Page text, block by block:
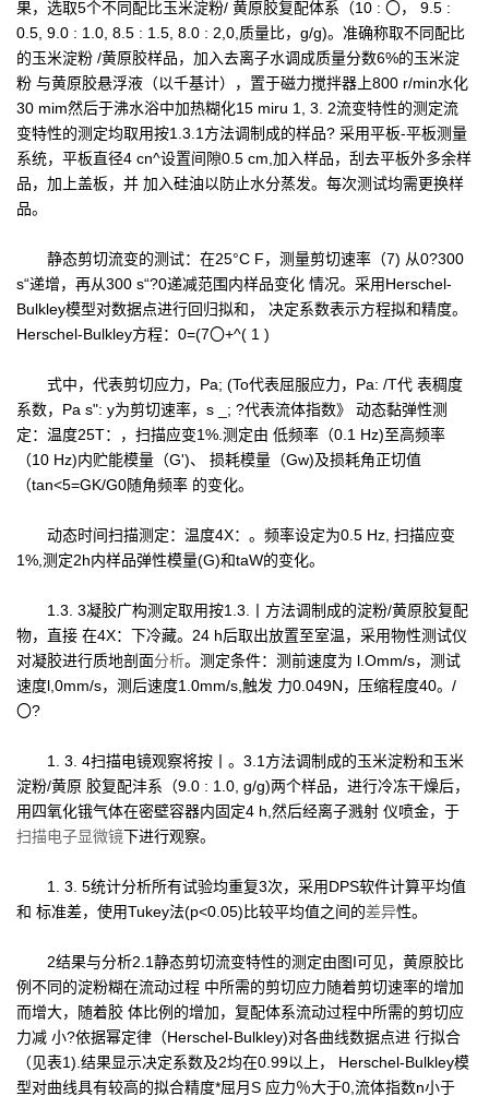
果，选取5个不同配比玉米淀粉/ 黄原胶复配体系（10 : 〇， 9.5 :
0.5, 9.0 : 1.0, 8.5 : 1.5, 8.0 : 2,0,质量比，g/g)。准确称取不同配比
的玉米淀粉 /黄原胶样品，加入去离子水调成质量分数6%的玉米淀
粉 与黄原胶悬浮液（以千基计），置于磁力搅拌器上800 r/min水化
30 mim然后于沸水浴中加热糊化15 miru 1, 3. 2流变特性的测定流
变特性的测定均取用按1.3.1方法调制成的样品? 采用平板-平板测量
系统，平板直径4 cn^设置间隙0.5 cm,加入样品，刮去平板外多余样
品，加上盖板，并 加入硅油以防止水分蒸发。每次测试均需更换样
品。
静态剪切流变的测试：在25°C F，测量剪切速率（7) 从0?300
s“递增，再从300 s“?0递减范围内样品变化 情况。采用Herschel-
Bulkley模型对数据点进行回归拟和， 决定系数表示方程拟和精度。
Herschel-Bulkley方程：0=(7〇+^( 1 )
式中，代表剪切应力，Pa; (To代表屈服应力，Pa: /T代 表稠度
系数，Pa s": y为剪切速率，s _; ?代表流体指数》 动态黏弹性测
定：温度25T：，扫描应变1%.测定由 低频率（0.1 Hz)至高频率
（10 Hz)内贮能模量（G')、 损耗模量（Gw)及损耗角正切值
（tan<5=GK/G0随角频率 的变化。
动态时间扫描测定：温度4X：。频率设定为0.5 Hz, 扫描应变
1%,测定2h内样品弹性模量(G)和taW的变化。
1.3. 3凝胶广构测定取用按1.3.丨方法调制成的淀粉/黄原胶复配
物，直接 在4X：下冷藏。24 h后取出放置至室温，采用物性测试仪
对凝胶进行质地剖面分析。测定条件：测前速度为 l.Omm/s，测试
速度l,0mm/s，测后速度1.0mm/s,触发 力0.049N，压缩程度40。/
〇?
1. 3. 4扫描电镜观察将按丨。3.1方法调制成的玉米淀粉和玉米
淀粉/黄原 胶复配沣系（9.0 : 1.0, g/g)两个样品，进行冷冻干燥后，
用四氧化锇气体在密壁容器内固定4 h,然后经离子溅射 仪喷金，于
扫描电子显微镜下进行观察。
1. 3. 5统计分析所有试验均重复3次，采用DPS软件计算平均值
和 标准差，使用Tukey法(p<0.05)比较平均值之间的差异性。
2结果与分析2.1静态剪切流变特性的测定由图I可见，黄原胶比
例不同的淀粉糊在流动过程 中所需的剪切应力随着剪切速率的增加
而增大，随着胶 体比例的增加，复配体系流动过程中所需的剪切应
力减 小?依据幂定律（Herschel-Bulkley)对各曲线数据点进 行拟合
（见表1).结果显示决定系数及2均在0.99以上， Herschel-Bulkley模
型对曲线具有较高的拟合精度*屈月S 应力％大于0,流体指数n小于